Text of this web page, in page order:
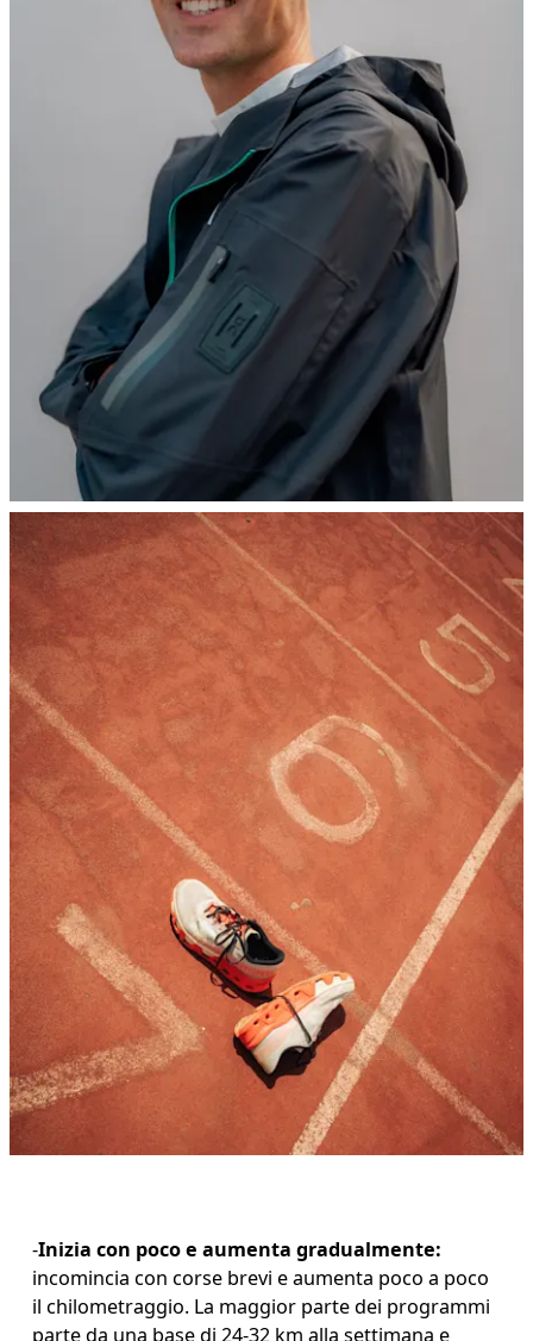
-Inizia con poco e aumenta gradualmente:
incomincia con corse brevi e aumenta poco a poco
il chilometraggio. La maggior parte dei programmi
parte da una base di 24-32 km alla settimana e